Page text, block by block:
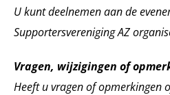
U kunt deelnemen aan de
Supportersvereniging AZ
Vragen, wijzigingen of
Heeft u vragen of opmerkingen